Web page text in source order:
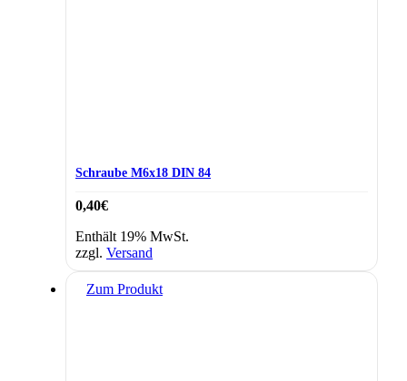
Schraube M6x18 DIN 84
0,40€
Enthält 19% MwSt.
zzgl. Versand
Zum Produkt